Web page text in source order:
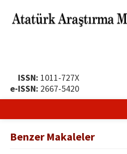
ISSN: 1011-727X
e-ISSN: 2667-5420
Benzer Makaleler